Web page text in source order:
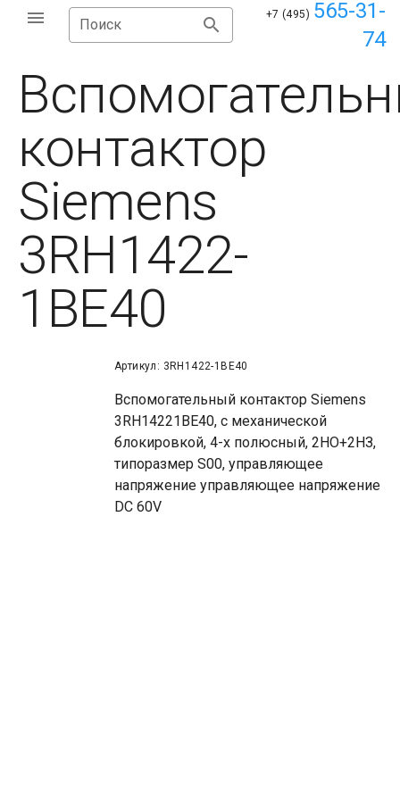
Поиск
+7 (495) 565-31-
74
контактор
Siemens
3RH1422-
1BE40
Артикул: 3RH1422-1BE40
Вспомогательный контактор Siemens
3RH14221BE40, с механической
блокировкой, 4-х полюсный, 2НО+2НЗ,
типоразмер S00, управляющее
напряжение управляющее напряжение
DC 60V